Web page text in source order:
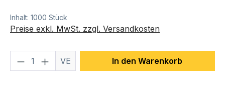
Inhalt: 1000 Stück
Preise exkl. MwSt. zzgl. Versandkosten
Produkt Anzahl: Gib den
VE In den Warenkorb